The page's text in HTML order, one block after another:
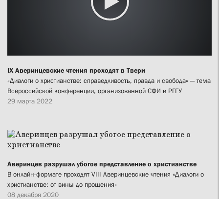
IX Аверинцевские чтения проходят в Твери
«Диалоги о христианстве: справедливость, правда и свобода» — тема
Всероссийской конференции, организованной СФИ и РГГУ
29 марта 2022
Аверинцев разрушал убогое представление о христианстве
В онлайн-формате проходят VIII Аверинцевские чтения «Диалоги о
христианстве: от вины до прощения»
08 декабря 2020